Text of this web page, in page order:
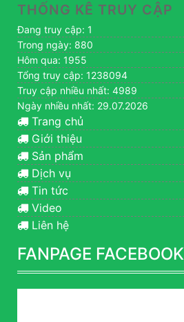
THỐNG KÊ TRUY CẬP
Đang truy cập: 1
Trong ngày: 880
Hôm qua: 1955
Tổng truy cập: 1238094
Truy cập nhiều nhất: 4989
Ngày nhiều nhất: 29.07.2026
Trang chủ
Giới thiệu
Sản phẩm
Dịch vụ
Tin tức
Video
Liên hệ
FANPAGE FACEBOOK